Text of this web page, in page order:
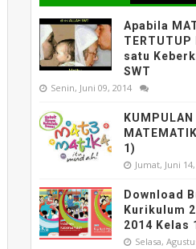
Apabila
TERTUTUP
satu
SWT
Senin, Juni 09, 2014
KUMPULAN
1)
Jumat, Juni
Download
Kurikulum
2014 Kelas
Selasa,